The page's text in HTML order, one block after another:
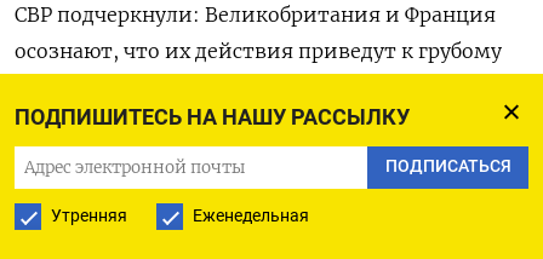
ПОДПИШИТЕСЬ НА НАШУ РАССЫЛКУ
ПОДПИСАТЬСЯ
Утренняя Еженедельная
СВР подчеркнули: Великобритания и Франция
осознают, что их действия приведут к грубому
всего Договора о нераспространении ядерного
оружия, поэтому их усилия «сосредоточены на
том, чтобы появление у Киева ядерного оружия
выглядело как результат разработки самих